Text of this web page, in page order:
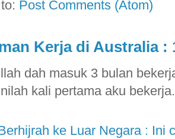
Post Comments (Atom)
Kerja di Australia :
dah masuk 3 bulan
kali pertama aku
ke Luar Negara : Ini